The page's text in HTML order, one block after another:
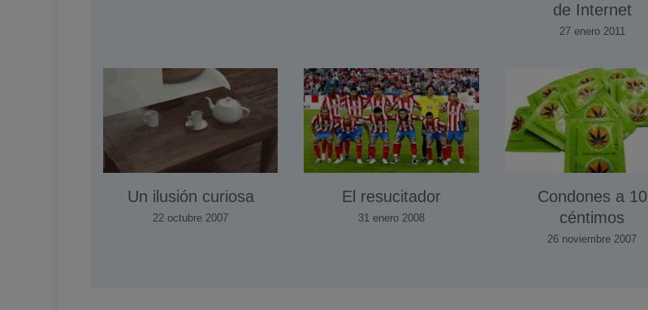
de Internet
27 enero 2011
Un ilusión curiosa
22 octubre 2007
El resucitador
31 enero 2008
Condones a 10
céntimos
26 noviembre 2007